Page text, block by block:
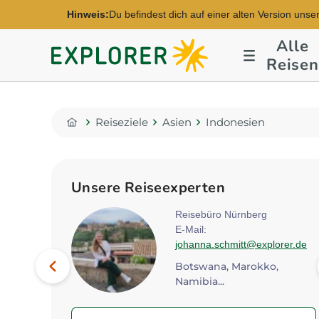
Hinweis:Du befindest dich auf einer alten Version
Explorer
Fernreisen
Alle
Reisen
Home
Reiseziele Asien Indonesien
Unsere Reiseexperten
Reisebüro Nürnberg
E-Mail:
johanna.schmitt@explorer.de
Botswana, Marokko,
Namibia...